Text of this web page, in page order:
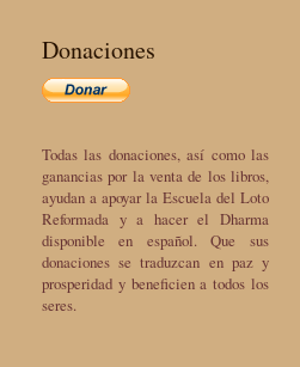
Donaciones
Todas las donaciones, así como las
ganancias por la venta de los libros,
ayudan a apoyar la Escuela del Loto
Reformada y a hacer el Dharma
disponible en español. Que sus
donaciones se traduzcan en paz y
prosperidad y beneficien a todos los
seres.